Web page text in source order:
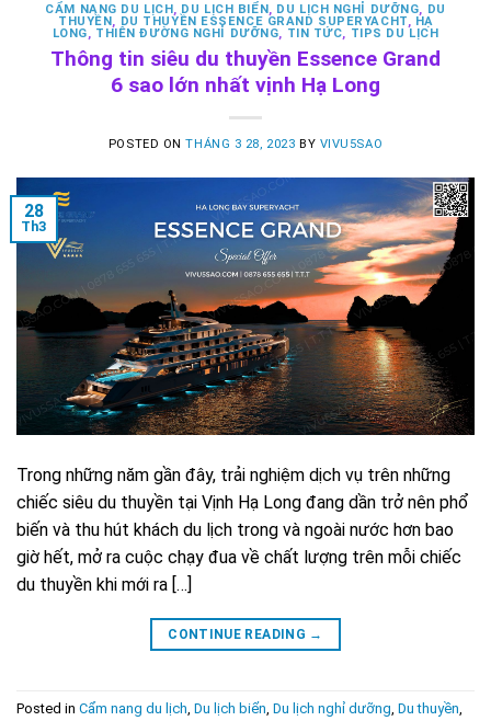
CẨM NANG DU LỊCH, DU LỊCH BIỂN, DU LỊCH NGHỈ DƯỠNG, DU
THUYỀN, DU THUYỀN ESSENCE GRAND SUPERYACHT, HẠ
LONG, THIÊN ĐƯỜNG NGHỈ DƯỠNG, TIN TỨC, TIPS DU LỊCH
Thông tin siêu du thuyền Essence Grand
6 sao lớn nhất vịnh Hạ Long
POSTED ONTHÁNG 3 28, 2023 BY VIVU5SAO
28
Th3
Trong những năm gần đây, trải nghiệm dịch vụ trên những
chiếc siêu du thuyền tại Vịnh Hạ Long đang dần trở nên phổ
biến và thu hút khách du lịch trong và ngoài nước hơn bao
giờ hết, mở ra cuộc chạy đua về chất lượng trên mỗi chiếc
du thuyền khi mới ra […]
CONTINUE READING →
Posted in Cẩm nang du lịch, Du lịch biển, Du lịch nghỉ dưỡng, Du thuyền,